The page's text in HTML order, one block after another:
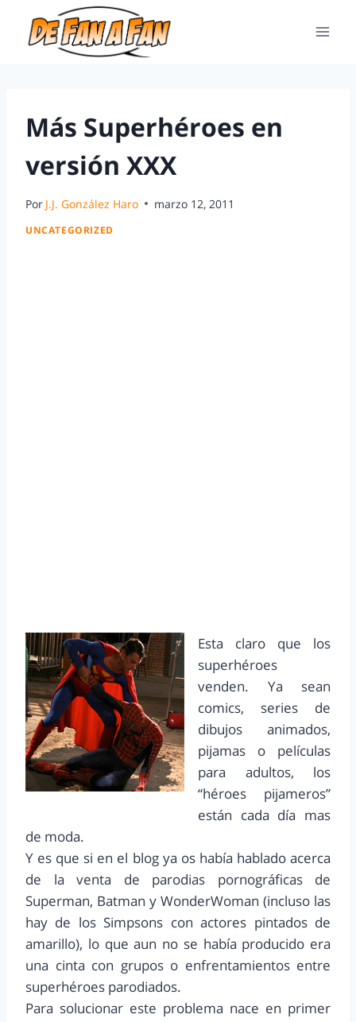
Más Superhéroes en
versión XXX
Por J.J. González Haro marzo 12, 2011
UNCATEGORIZED
Esta claro que los
superhéroes
venden. Ya sean
comics, series de
dibujos animados,
pijamas o películas
para adultos, los
“héroes pijameros”
están cada día mas
de moda.
Y es que si en el blog ya os había hablado acerca
de la venta de parodias pornográficas de
Superman, Batman y WonderWoman (incluso las
hay de los Simpsons con actores pintados de
amarillo), lo que aun no se había producido era
una cinta con grupos o enfrentamientos entre
superhéroes parodiados.
Para solucionar este problema nace en primer